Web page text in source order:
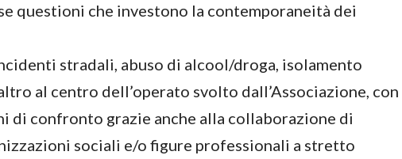
questioni che investono la contemporaneità dei
stradali, abuso di alcool/droga, isolamento
al centro dell’operato svolto dall’Associazione, con
di confronto grazie anche alla collaborazione di
sociali e/o figure professionali a stretto